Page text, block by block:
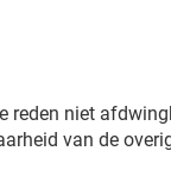
reden niet
van de